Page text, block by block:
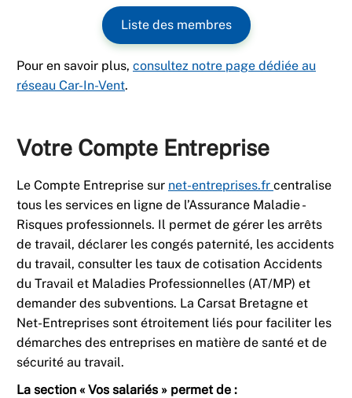
Liste des membres
Pour en savoir plus, consultez notre page dédiée au
réseau Car-In-Vent.
Votre Compte Entreprise
Le Compte Entreprise sur net-entreprises.fr centralise
tous les services en ligne de l’Assurance Maladie -
Risques professionnels. Il permet de gérer les arrêts
de travail, déclarer les congés paternité, les accidents
du travail, consulter les taux de cotisation Accidents
du Travail et Maladies Professionnelles (AT/MP) et
demander des subventions. La Carsat Bretagne et
Net-Entreprises sont étroitement liés pour faciliter les
démarches des entreprises en matière de santé et de
sécurité au travail.
La section « Vos salariés » permet de :